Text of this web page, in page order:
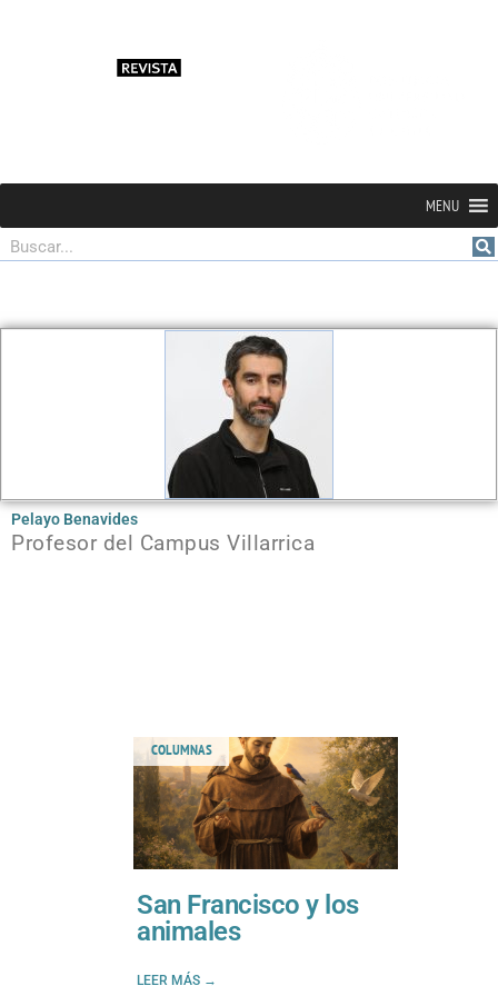
MENU
Buscar
Pelayo Benavides
Profesor del Campus Villarrica
COLUMNAS
San Francisco y los
animales
LEER MÁS →